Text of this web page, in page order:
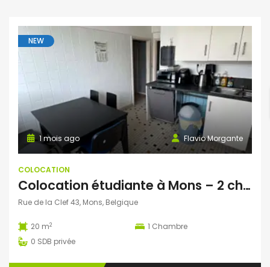
NEW
Flavio Morgante
1 mois ago
COLOCATION
Colocation étudiante à Mons – 2 chambres disponibles dès septembre 2026 !
Rue de la Clef 43, Mons, Belgique
20 m2 1 Chambre
0 SDB privée